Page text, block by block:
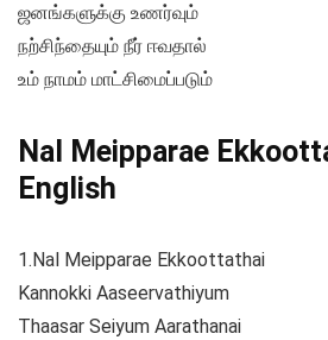
ஜனங்களுக்கு உணர்வும்
நற்சிந்தையும் நீர் ஈவதால்
உம் நாமம் மாட்சிமைப்படும்
Nal Meipparae
English
1.Nal Meipparae Ekkoottathai
Kannokki Aaseervathiyum
Thaasar Seiyum Aarathanai